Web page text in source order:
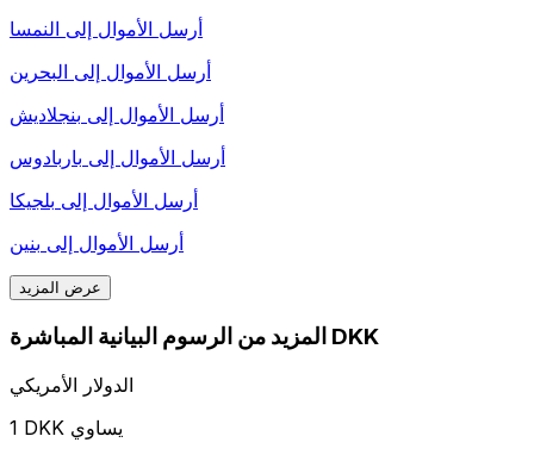
أرسل الأموال إلى النمسا
أرسل الأموال إلى البحرين
أرسل الأموال إلى بنجلاديش
أرسل الأموال إلى باربادوس
أرسل الأموال إلى بلجيكا
أرسل الأموال إلى بنين
عرض المزيد
المزيد من الرسوم البيانية المباشرة DKK
الدولار الأمريكي
1 DKK يساوي